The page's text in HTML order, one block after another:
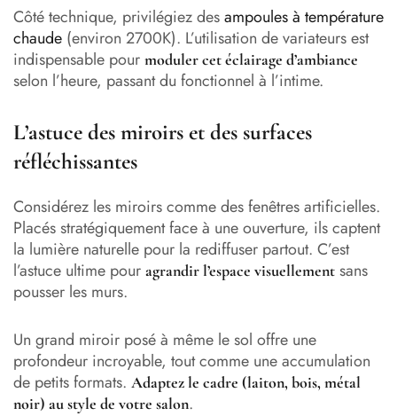
Côté technique, privilégiez desampoules à température
chaude (environ 2700K). L’utilisation de variateurs est
indispensable pour moduler cet éclairage d’ambiance
selon l’heure, passant du fonctionnel à l’intime.
L’astuce des miroirs et des surfaces
réfléchissantes
Considérez les miroirs comme des fenêtres artificielles.
Placés stratégiquement face à une ouverture, ils captent
la lumière naturelle pour la rediffuser partout. C’est
l’astuce ultime pour agrandir l’espace visuellement sans
pousser les murs.
Un grand miroir posé à même le sol offre une
profondeur incroyable, tout comme une accumulation
de petits formats. Adaptez le cadre (laiton, bois, métal
noir) au style de votre salon.